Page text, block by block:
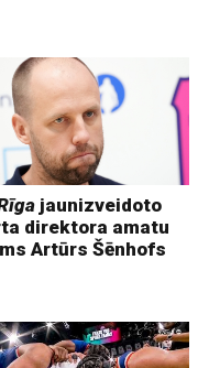
jaunizveidoto
direktora amatu
Artūrs Šēnhofs